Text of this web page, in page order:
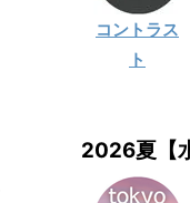
コントラス
ト
2026夏【